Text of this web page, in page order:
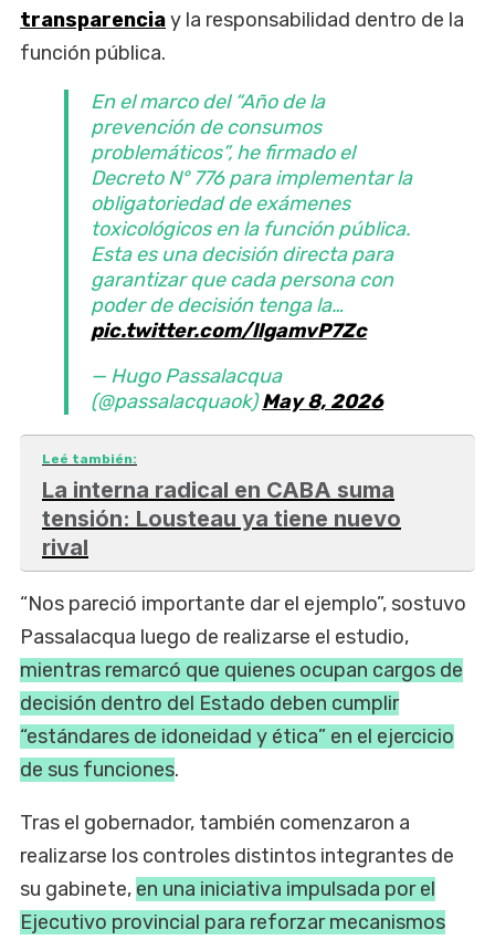
transparenciay la responsabilidad dentro de la
función pública.
En el marco del “Año de la
prevención de consumos
problemáticos”, he firmado el
Decreto N° 776 para implementar la
obligatoriedad de exámenes
toxicológicos en la función pública.
Esta es una decisión directa para
garantizar que cada persona con
poder de decisión tenga la…
pic.twitter.com/llgamvP7Zc
— Hugo Passalacqua
(@passalacquaok)May 8, 2026
Leé también:
La interna radical en CABA suma
tensión: Lousteau ya tiene nuevo
rival
“Nos pareció importante dar el ejemplo”, sostuvo
Passalacqua luego de realizarse el estudio,
mientras remarcó que quienes ocupan cargos de
decisión dentro del Estado deben cumplir
“estándares de idoneidad y ética” en el ejercicio
de sus funciones.
Tras el gobernador, también comenzaron a
realizarse los controles distintos integrantes de
su gabinete, en una iniciativa impulsada por el
Ejecutivo provincial para reforzar mecanismos